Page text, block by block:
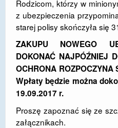
POLITYKA PRYWATNOŚCI
RODO
EGZAMIN ÓSMOKLASISTY
STANDARDY OCHRONY
PROJEKT ,,SZKOŁY Z
KSZTAŁCENIA
ŻORY”
Rodzicom, którzy w
z ubezpieczenia
starej polisy skończyła się
ZAKUPU NOWEGO
DOKONAĆ NAJPÓŹNIEJ
OCHRONA
Wpłaty będzie można
19.09.2017 r.
Proszę zapoznać się ze
załącznikach.